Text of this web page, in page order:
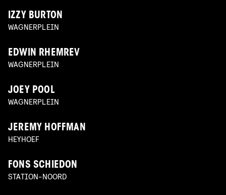
IZZY BURTON
WAGNERPLEIN
EDWIN RHEMREV
WAGNERPLEIN
JOEY POOL
WAGNERPLEIN
JEREMY HOFFMAN
HEYHOEF
FONS SCHIEDON
STATION-NOORD